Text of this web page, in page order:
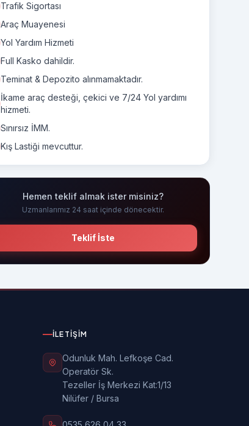
Trafik Sigortası
Araç Muayenesi
Yol Yardım Hizmeti
Full Kasko dahildir.
Teminat & Depozito alınmamaktadır.
İkame araç desteği, çekici ve 7/24 Yol yardımı
hizmeti.
Sınırsız İMM.
Kış Lastiği mevcuttur.
Hemen teklif almak ister misiniz?
Uzmanlarımız 24 saat içinde dönecektir.
Teklif İste
İLETIŞIM
Odunluk Mah. Lefkoşe Cad.
Operatör Sk.
Tezeller İş Merkezi Kat:1/13
Nilüfer / Bursa